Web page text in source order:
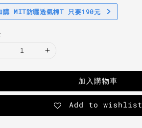
購 MIT防曬透氣棉T 只要190元
加入購物車
Add to wishlist